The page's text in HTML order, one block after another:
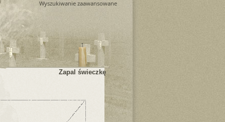
Wyszukiwanie zaawansowane
Zapal świeczkę